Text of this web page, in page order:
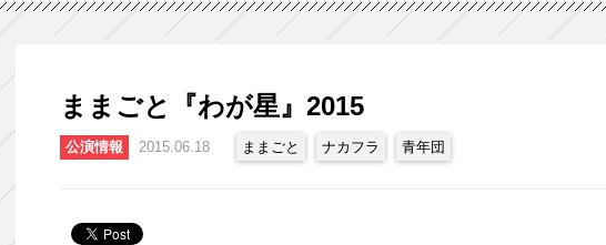
ままごと『わが星』2015
公演情報 2015.06.18 ままごと ナカフラ 青年団